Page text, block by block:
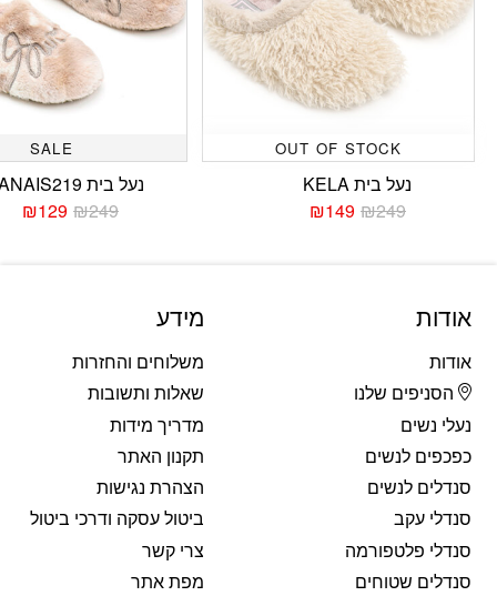
OUT OF STOCK
נעל בית KELA
₪249
המחיר
₪149המחיר
SALE
נעל בית ANAIS219
₪249
₪129
אודות
אודות
הסניפים שלנו
נעלי נשים
כפכפים לנשים
סנדלים לנשים
סנדלי עקב
סנדלי פלטפורמה
סנדלים שטוחים
מידע
משלוחים והחזרות
שאלות ותשובות
מדריך מידות
תקנון האתר
הצהרת נגישות
ביטול עסקה ודרכי ביטול
צרי קשר
מפת אתר